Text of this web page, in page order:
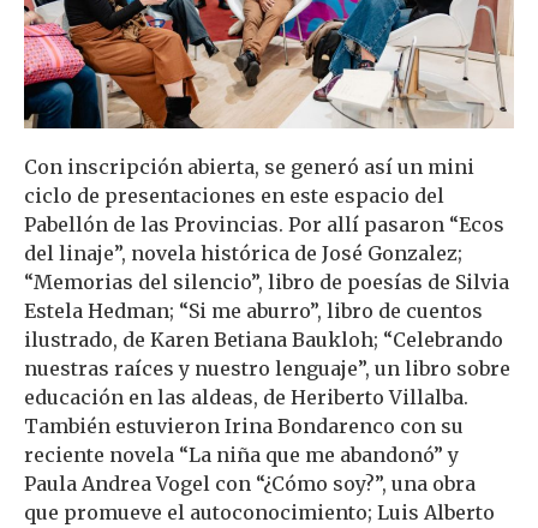
Con inscripción abierta, se generó así un mini
ciclo de presentaciones en este espacio del
Pabellón de las Provincias. Por allí pasaron “Ecos
del linaje”, novela histórica de José Gonzalez;
“Memorias del silencio”, libro de poesías de Silvia
Estela Hedman; “Si me aburro”, libro de cuentos
ilustrado, de Karen Betiana Baukloh; “Celebrando
nuestras raíces y nuestro lenguaje”, un libro sobre
educación en las aldeas, de Heriberto Villalba.
También estuvieron Irina Bondarenco con su
reciente novela “La niña que me abandonó” y
Paula Andrea Vogel con “¿Cómo soy?”, una obra
que promueve el autoconocimiento; Luis Alberto